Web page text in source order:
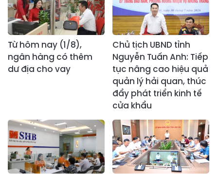
Từ hôm nay (1/8),
ngân hàng có thêm
dư địa cho vay
Chủ tịch UBND tỉnh
Nguyễn Tuấn Anh: Tiếp
tục nâng cao hiệu quả
quản lý hải quan, thúc
đẩy phát triển kinh tế
cửa khẩu